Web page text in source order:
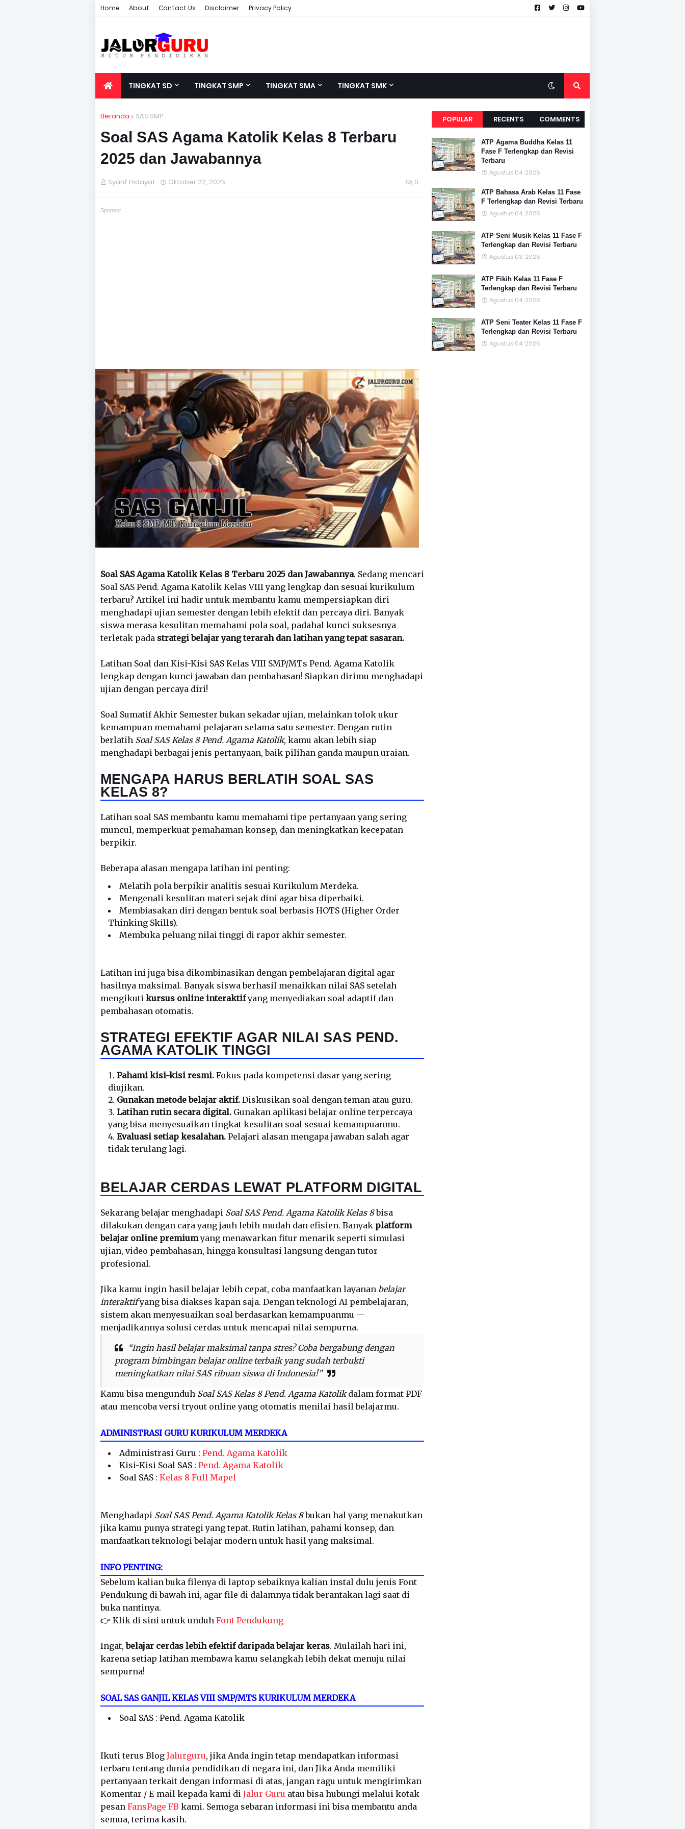
Home About Contact Us Disclaimer Privacy Policy
TINGKAT SD TINGKAT SMP TINGKAT SMA TINGKAT SMK
Beranda SAS SMP
Soal SAS Agama Katolik Kelas 8 Terbaru
2025 dan Jawabannya
Syarif Hidayat Oktober 22, 2025 0
Sponsor
Soal SAS Agama Katolik Kelas 8 Terbaru 2025 dan Jawabannya. Sedang mencari
Soal SAS Pend. Agama Katolik Kelas VIII yang lengkap dan sesuai kurikulum
terbaru? Artikel ini hadir untuk membantu kamu mempersiapkan diri
menghadapi ujian semester dengan lebih efektif dan percaya diri. Banyak
siswa merasa kesulitan memahami pola soal, padahal kunci suksesnya
terletak pada strategi belajar yang terarah dan latihan yang tepat sasaran.
Latihan Soal dan Kisi-Kisi SAS Kelas VIII SMP/MTs Pend. Agama Katolik
lengkap dengan kunci jawaban dan pembahasan! Siapkan dirimu menghadapi
ujian dengan percaya diri!
Soal Sumatif Akhir Semester bukan sekadar ujian, melainkan tolok ukur
kemampuan memahami pelajaran selama satu semester. Dengan rutin
berlatih Soal SAS Kelas 8 Pend. Agama Katolik, kamu akan lebih siap
menghadapi berbagai jenis pertanyaan, baik pilihan ganda maupun uraian.
MENGAPA HARUS BERLATIH SOAL SAS
KELAS 8?
Latihan soal SAS membantu kamu memahami tipe pertanyaan yang sering
muncul, memperkuat pemahaman konsep, dan meningkatkan kecepatan
berpikir.
Beberapa alasan mengapa latihan ini penting:
Melatih pola berpikir analitis sesuai Kurikulum Merdeka.
Mengenali kesulitan materi sejak dini agar bisa diperbaiki.
Membiasakan diri dengan bentuk soal berbasis HOTS (Higher Order
Thinking Skills).
Membuka peluang nilai tinggi di rapor akhir semester.
Latihan ini juga bisa dikombinasikan dengan pembelajaran digital agar
hasilnya maksimal. Banyak siswa berhasil menaikkan nilai SAS setelah
mengikuti kursus online interaktifyang menyediakan soal adaptif dan
pembahasan otomatis.
STRATEGI EFEKTIF AGAR NILAI SAS PEND.
AGAMA KATOLIK TINGGI
Pahami kisi-kisi resmi. Fokus pada kompetensi dasar yang sering
diujikan.
Gunakan metode belajar aktif. Diskusikan soal dengan teman atau guru.
Latihan rutin secara digital. Gunakan aplikasi belajar online terpercaya
yang bisa menyesuaikan tingkat kesulitan soal sesuai kemampuanmu.
Evaluasi setiap kesalahan. Pelajari alasan mengapa jawaban salah agar
tidak terulang lagi.
BELAJAR CERDAS LEWAT PLATFORM DIGITAL
Sekarang belajar menghadapi Soal SAS Pend. Agama Katolik Kelas 8bisa
dilakukan dengan cara yang jauh lebih mudah dan efisien. Banyak platform
belajar online premiumyang menawarkan fitur menarik seperti simulasi
ujian, video pembahasan, hingga konsultasi langsung dengan tutor
profesional.
Jika kamu ingin hasil belajar lebih cepat, coba manfaatkan layanan belajar
interaktifyang bisa diakses kapan saja. Dengan teknologi AI pembelajaran,
sistem akan menyesuaikan soal berdasarkan kemampuanmu —
menjadikannya solusi cerdas untuk mencapai nilai sempurna.
“Ingin hasil belajar maksimal tanpa stres? Coba bergabung dengan
program bimbingan belajar online terbaik yang sudah terbukti
meningkatkan nilai SAS ribuan siswa di Indonesia!”
Kamu bisa mengunduh Soal SAS Kelas 8 Pend. Agama Katolikdalam format PDF
atau mencoba versi tryout online yang otomatis menilai hasil belajarmu.
ADMINISTRASI GURU KURIKULUM MERDEKA
Administrasi Guru : Pend. Agama Katolik
Kisi-Kisi Soal SAS : Pend. Agama Katolik
Soal SAS : Kelas 8 Full Mapel
Menghadapi Soal SAS Pend. Agama Katolik Kelas 8bukan hal yang menakutkan
jika kamu punya strategi yang tepat. Rutin latihan, pahami konsep, dan
manfaatkan teknologi belajar modern untuk hasil yang maksimal.
INFO PENTING:
Sebelum kalian buka filenya di laptop sebaiknya kalian instal dulu jenis Font
Pendukung di bawah ini, agar file di dalamnya tidak berantakan lagi saat di
buka nantinya.
👉 Klik di sini untuk unduh Font Pendukung
Ingat,belajar cerdas lebih efektif daripada belajar keras. Mulailah hari ini,
karena setiap latihan membawa kamu selangkah lebih dekat menuju nilai
sempurna!
SOAL SAS GANJIL KELAS VIII SMP/MTS KURIKULUM MERDEKA
Soal SAS : Pend. Agama Katolik
Ikuti terus Blog Jalurguru, jika Anda ingin tetap mendapatkan informasi
terbaru tentang dunia pendidikan di negara ini, dan Jika Anda memiliki
pertanyaan terkait dengan informasi di atas, jangan ragu untuk mengirimkan
Komentar / E-mail kepada kami di Jalur Guru atau bisa hubungi melalui kotak
pesan FansPage FB kami. Semoga sebaran informasi ini bisa membantu anda
semua, terima kasih.
POPULAR RECENTS COMMENTS
ATP Agama Buddha Kelas 11
Fase F Terlengkap dan Revisi
Terbaru
Agustus 04, 2026
ATP Bahasa Arab Kelas 11 Fase
F Terlengkap dan Revisi Terbaru
Agustus 04, 2026
ATP Seni Musik Kelas 11 Fase F
Terlengkap dan Revisi Terbaru
Agustus 03, 2026
ATP Fikih Kelas 11 Fase F
Terlengkap dan Revisi Terbaru
Agustus 04, 2026
ATP Seni Teater Kelas 11 Fase F
Terlengkap dan Revisi Terbaru
Agustus 04, 2026